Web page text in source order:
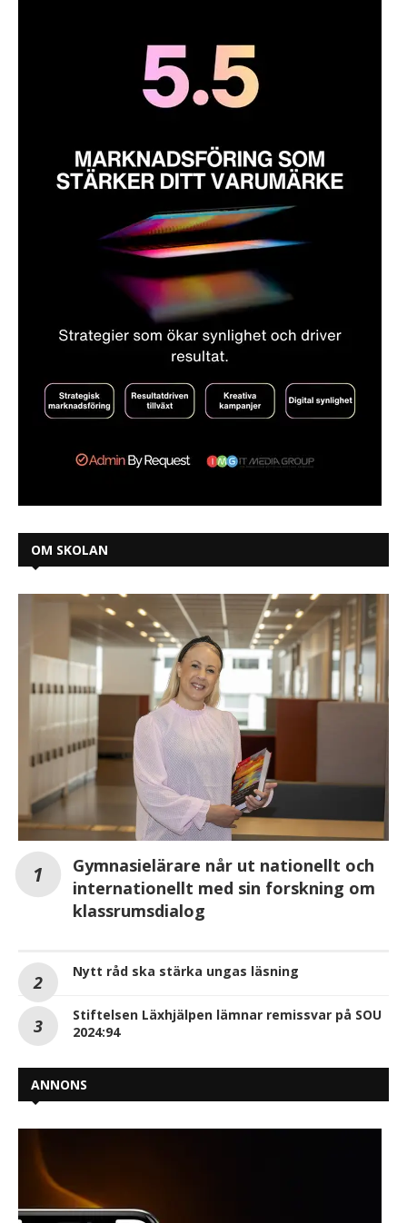
OM SKOLAN
Gymnasielärare når ut nationellt och
internationellt med sin forskning om
klassrumsdialog
Nytt råd ska stärka ungas läsning
Stiftelsen Läxhjälpen lämnar remissvar på SOU
2024:94
ANNONS